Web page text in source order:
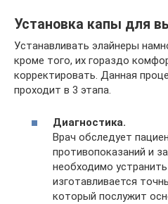
Установка капы для
Устанавливать элайнеры
кроме того, их гораздо
корректировать. Данная
проходит в 3 этапа.
Диагностика.
Врач обследует
противопоказаний и
необходимо
изготавливается
который послужит